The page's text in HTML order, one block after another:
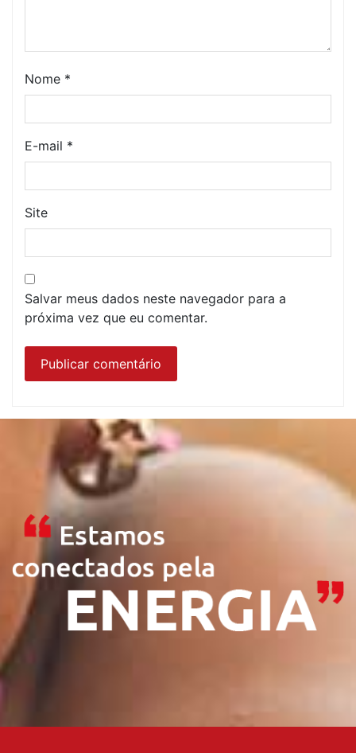
Nome *
E-mail *
Site
Salvar meus dados neste navegador para a
próxima vez que eu comentar.